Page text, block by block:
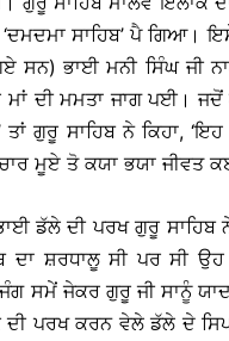
ਸਾਹਿਬ’ ਪੈ ਗਿਆ।
ਸਨ) ਭਾਈ ਮਨੀ ਸਿੰਘ ਜੀ
ਮਾਂ ਦੀ ਮਮਤਾ ਜਾਗ ਪਈ।
ਗੁਰੂ ਸਾਹਿਬ ਨੇ ਕਿਹਾ,
ਮੂਏ ਤੋ ਕਯਾ ਭਯਾ ਜੀਵਤ
ਡੱਲੇ ਦੀ ਪਰਖ ਗੁਰੂ
ਦਾ ਸ਼ਰਧਾਲੂ ਸੀ ਪਰ ਸੀ
ਸਮੇਂ ਜੇਕਰ ਗੁਰੂ ਜੀ ਸਾਨੂੰ
ਪਰਖ ਕਰਨ ਵੇਲੇ ਡੱਲੇ ਦੇ